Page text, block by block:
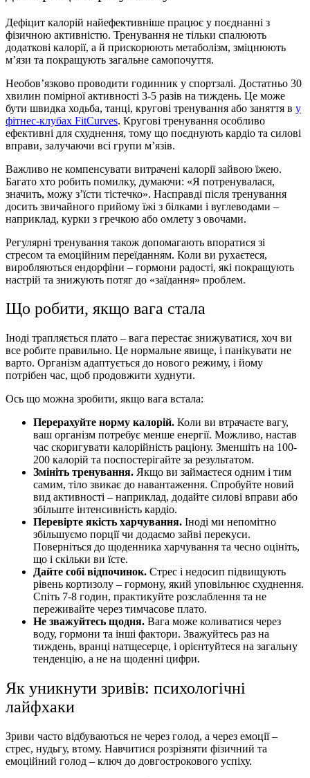
Дефіцит калорій найефективніше працює у поєднанні з
фізичною активністю. Тренування не тільки спалюють
додаткові калорії, а й прискорюють метаболізм, зміцнюють
м’язи та покращують загальне самопочуття.
Необов’язково проводити годинник у спортзалі. Достатньо 30
хвилин помірної активності 3-5 разів на тиждень. Це може
бути швидка ходьба, танці, кругові тренування або заняття в у
фітнес-клубах FitCurves. Кругові тренування особливо
ефективні для схуднення, тому що поєднують кардіо та силові
вправи, залучаючи всі групи м’язів.
Важливо не компенсувати витрачені калорії зайвою їжею.
Багато хто робить помилку, думаючи: «Я потренувалася,
значить, можу з’їсти тістечко». Насправді після тренування
досить звичайного прийому їжі з білками і вуглеводами –
наприклад, курки з гречкою або омлету з овочами.
Регулярні тренування також допомагають впоратися зі
стресом та емоційним переїданням. Коли ви рухаєтеся,
виробляються ендорфіни – гормони радості, які покращують
настрій та знижують потяг до «заїдання» проблем.
Що робити, якщо вага стала
Іноді трапляється плато – вага перестає знижуватися, хоч ви
все робите правильно. Це нормальне явище, і панікувати не
варто. Організм адаптується до нового режиму, і йому
потрібен час, щоб продовжити худнути.
Ось що можна зробити, якщо вага встала:
Перерахуйте норму калорій. Коли ви втрачаєте вагу,
ваш організм потребує менше енергії. Можливо, настав
час скоригувати калорійність раціону. Зменшіть на 100-
200 калорій та поспостерігайте за результатом.
Змініть тренування. Якщо ви займаєтеся одним і тим
самим, тіло звикає до навантаження. Спробуйте новий
вид активності – наприклад, додайте силові вправи або
збільште інтенсивність кардіо.
Перевірте якість харчування. Іноді ми непомітно
збільшуємо порції чи додаємо зайві перекуси.
Поверніться до щоденника харчування та чесно оцініть,
що і скільки ви їсте.
Дайте собі відпочинок. Стрес і недосип підвищують
рівень кортизолу – гормону, який уповільнює схуднення.
Спіть 7-8 годин, практикуйте розслаблення та не
переживайте через тимчасове плато.
Не зважуйтесь щодня. Вага може коливатися через
воду, гормони та інші фактори. Зважуйтесь раз на
тиждень, вранці натщесерце, і орієнтуйтеся на загальну
тенденцію, а не на щоденні цифри.
Як уникнути зривів: психологічні
лайфхаки
Зриви часто відбуваються не через голод, а через емоції –
стрес, нудьгу, втому. Навчитися розрізняти фізичний та
емоційний голод – ключ до довгострокового успіху.